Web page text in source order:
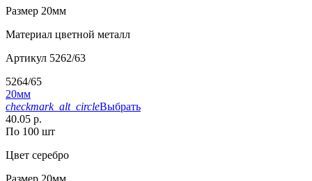
Размер 20мм
Материал цветной металл
Артикул 5262/63
5264/65
20мм
checkmark_alt_circleВыбрать
40.05 р.
По 100 шт
Цвет серебро
Размер 20мм